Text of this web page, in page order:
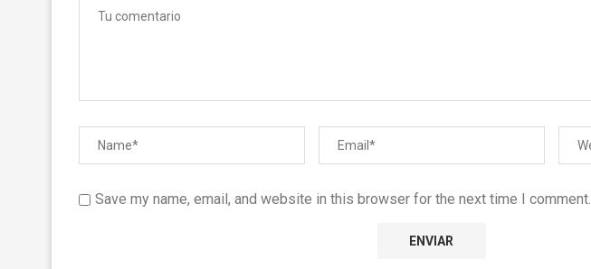
Save my name, email, and website in this browser for the next time I comment.